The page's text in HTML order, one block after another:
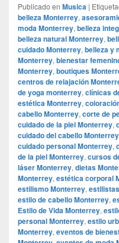
Publicado en Musica |
belleza Monterrey,
moda Monterrey, belleza
belleza natural Monterrey,
cuidado Monterrey, belleza y
Monterrey, bienestar
Monterrey, boutiques
centros de relajación
de yoga monterrey, clínicas
estética Monterrey,
cabello Monterrey, corte de
cuidado de la piel Monterrey,
cuidado del cabello Monterrey
cuidado personal Monterrey,
de la piel Monterrey, cursos
láser Monterrey, dietas
Monterrey, estética corporal
estilismo Monterrey,
estilo de cabello Monterrey,
Estilo de Vida Monterrey,
personal Monterrey, estilo
Monterrey, eventos de